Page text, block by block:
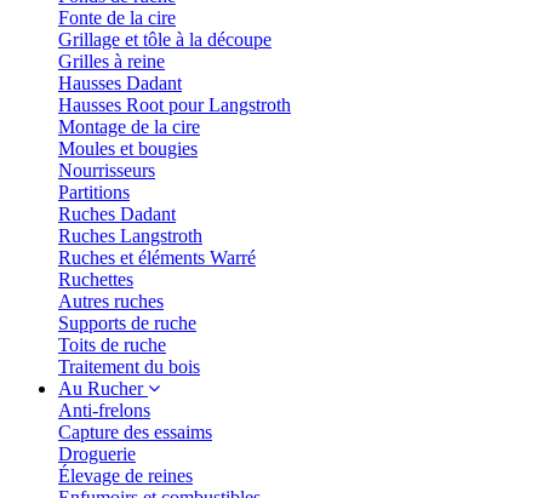
Fonte de la cire
Grillage et tôle à la découpe
Grilles à reine
Hausses Dadant
Hausses Root pour Langstroth
Montage de la cire
Moules et bougies
Nourrisseurs
Partitions
Ruches Dadant
Ruches Langstroth
Ruches et éléments Warré
Ruchettes
Autres ruches
Supports de ruche
Toits de ruche
Traitement du bois
Au Rucher
Anti-frelons
Capture des essaims
Droguerie
Élevage de reines